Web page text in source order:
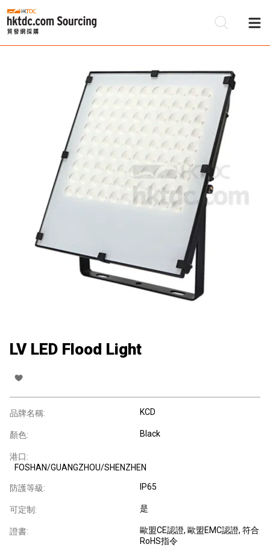
LV LED Flood Light
品牌名稱: KCD
顏色: Black
港口:
FOSHAN/GUANGZHOU/SHENZHEN
防護等級: IP65
可定制: 是
證書: 歐盟CE認證, 歐盟EMC認證, 符合
RoHS指令